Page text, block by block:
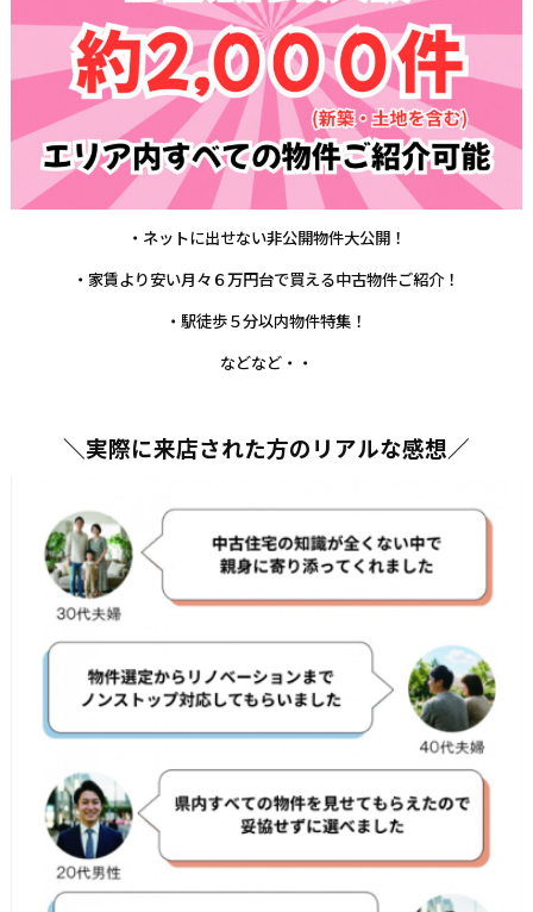
・ネットに出せない非公開物件大公開！
・家賃より安い月々６万円台で買える中古物件ご紹介！
・駅徒歩５分以内物件特集！
などなど・・
＼実際に来店された方のリアルな感想／